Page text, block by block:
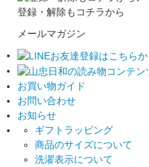
登録・解除もコチラから
メールマガジン
お買い物ガイド
お問い合わせ
お知らせ
ギフトラッピング
商品のサイズについて
洗濯表示について